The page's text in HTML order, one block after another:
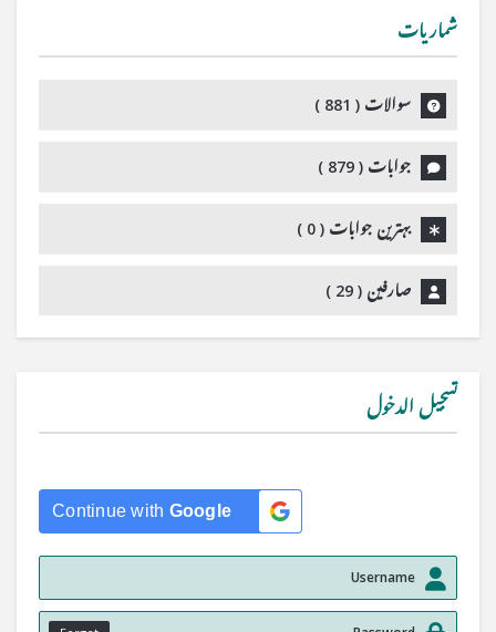
شماریات
سوالات ( 881
)
جوابات ( 879
)
بہترین جوابات ( 0
)
صارفین ( 29
)
تسجيل الدخول
Continue with Google